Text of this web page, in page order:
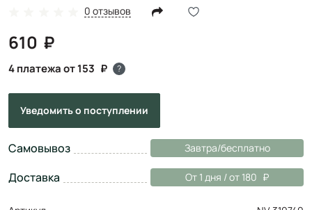
0 отзывов
610
4 платежа от 153 ?
Уведомитьо поступлении
Самовывоз Завтра/бесплатно
Доставка От 1 дня / от 180